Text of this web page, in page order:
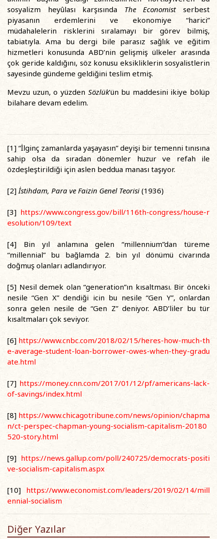
sosyalizm heyûlası karşısında The Economistserbest
piyasanın erdemlerini ve ekonomiye “harici”
müdahalelerin risklerini sıralamayı bir görev bilmiş,
tabiatıyla. Ama bu dergi bile parasız sağlık ve eğitim
hizmetleri konusunda ABD’nin gelişmiş ülkeler arasında
çok geride kaldığını, söz konusu eksikliklerin sosyalistlerin
sayesinde gündeme geldiğini teslim etmiş.
Mevzu uzun, o yüzden Sözlük’ün bu maddesini ikiye bölüp
bilahare devam edelim.
[1] “İlginç zamanlarda yaşayasın” deyişi bir temenni tınısına
sahip olsa da sıradan dönemler huzur ve refah ile
özdeşleştirildiği için aslen beddua manası taşıyor.
[2]İstihdam, Para ve Faizin Genel Teorisi (1936)
[3] https://www.congress.gov/bill/116th-congress/house-r
esolution/109/text
[4] Bin yıl anlamına gelen “millennium”dan türeme
“millennial” bu bağlamda 2. bin yıl dönümü civarında
doğmuş olanları adlandırıyor.
[5] Nesil demek olan “generation”ın kısaltması. Bir önceki
nesile “Gen X” dendiği icin bu nesile “Gen Y”, onlardan
sonra gelen nesile de “Gen Z” deniyor. ABD’liler bu tür
kısaltmaları çok seviyor.
[6] https://www.cnbc.com/2018/02/15/heres-how-much-th
e-average-student-loan-borrower-owes-when-they-gradu
ate.html
[7] https://money.cnn.com/2017/01/12/pf/americans-lack-
of-savings/index.html
[8] https://www.chicagotribune.com/news/opinion/chapma
n/ct-perspec-chapman-young-socialism-capitalism-20180
520-story.html
[9] https://news.gallup.com/poll/240725/democrats-positi
ve-socialism-capitalism.aspx
[10] https://www.economist.com/leaders/2019/02/14/mill
ennial-socialism
Diğer Yazılar